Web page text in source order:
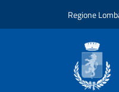
Regione